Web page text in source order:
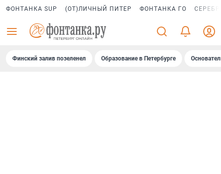
ФОНТАНКА SUP (ОТ)ЛИЧНЫЙ ПИТЕР ФОНТАНКА ГО
Финский залив позеленел Образование в Петербурге